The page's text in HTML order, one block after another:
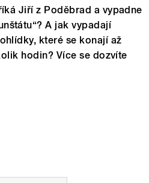
Jiří z Poděbrad a vypadne
A jak vypadají
které se konají až
hodin? Více se dozvíte